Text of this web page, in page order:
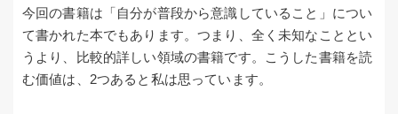
今回の書籍は「自分が普段から意識していること」につい
て書かれた本でもあります。つまり、全く未知なこととい
うより、比較的詳しい領域の書籍です。こうした書籍を読
む価値は、2つあると私は思っています。